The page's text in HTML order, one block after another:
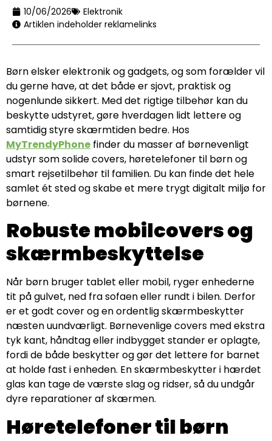
10/06/2026
Elektronik
Artiklen indeholder reklamelinks
Børn elsker elektronik og gadgets, og som forælder vil
du gerne have, at det både er sjovt, praktisk og
nogenlunde sikkert. Med det rigtige tilbehør kan du
beskytte udstyret, gøre hverdagen lidt lettere og
samtidig styre skærmtiden bedre. Hos
MyTrendyPhone finder du masser af børnevenligt
udstyr som solide covers, høretelefoner til børn og
smart rejsetilbehør til familien. Du kan finde det hele
samlet ét sted og skabe et mere trygt digitalt miljø for
børnene.
Robuste mobilcovers og
skærmbeskyttelse
Når børn bruger tablet eller mobil, ryger enhederne
tit på gulvet, ned fra sofaen eller rundt i bilen. Derfor
er et godt cover og en ordentlig skærmbeskytter
næsten uundværligt. Børnevenlige covers med ekstra
tyk kant, håndtag eller indbygget stander er oplagte,
fordi de både beskytter og gør det lettere for barnet
at holde fast i enheden. En skærmbeskytter i hærdet
glas kan tage de værste slag og ridser, så du undgår
dyre reparationer af skærmen.
Høretelefoner til børn